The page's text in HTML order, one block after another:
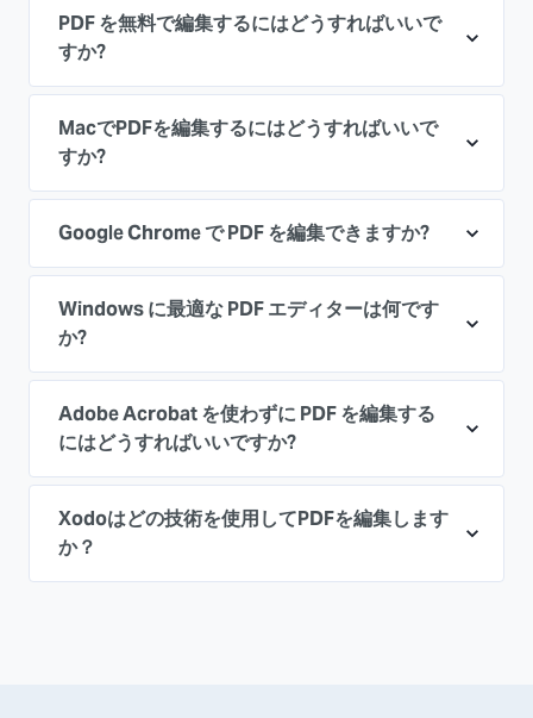
PDF を無料で編集するにはどうすればいいで
すか?
MacでPDFを編集するにはどうすればいいで
すか?
Google Chrome で PDF を編集できますか?
Windows に最適な PDF エディターは何です
か?
Adobe Acrobat を使わずに PDF を編集する
にはどうすればいいですか?
Xodoはどの技術を使用してPDFを編集します
か？